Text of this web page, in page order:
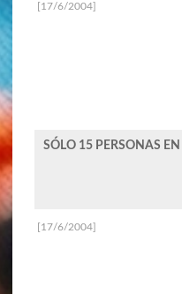
SÓLO 15 PERSONAS
[17/6/2004]
[17/6/2004]